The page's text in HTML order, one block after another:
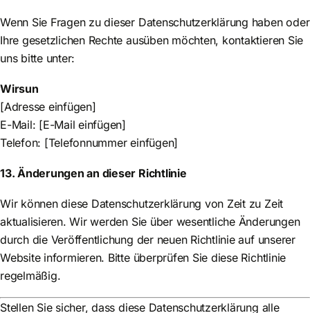
Wenn Sie Fragen zu dieser Datenschutzerklärung haben oder
Ihre gesetzlichen Rechte ausüben möchten, kontaktieren Sie
uns bitte unter:
Wirsun
[Adresse einfügen]
E-Mail: [E-Mail einfügen]
Telefon: [Telefonnummer einfügen]
13. Änderungen an dieser Richtlinie
Wir können diese Datenschutzerklärung von Zeit zu Zeit
aktualisieren. Wir werden Sie über wesentliche Änderungen
durch die Veröffentlichung der neuen Richtlinie auf unserer
Website informieren. Bitte überprüfen Sie diese Richtlinie
regelmäßig.
Stellen Sie sicher, dass diese Datenschutzerklärung alle